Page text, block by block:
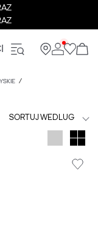
SORTUJ WEDLUG